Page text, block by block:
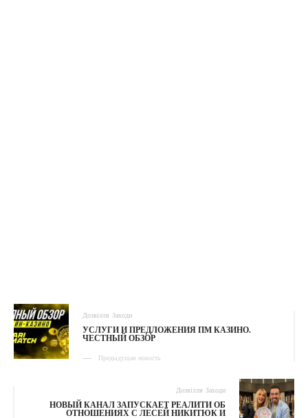
Дозвілля Заходи
УСЛУГИ И ПРЕДЛОЖЕНИЯ ПМ КАЗИНО.
ЧЕСТНЫЙ ОБЗОР
Предыдущая новость
Дозвілля Заходи
НОВЫЙ КАНАЛ ЗАПУСКАЕТ РЕАЛИТИ ОБ
ОТНОШЕНИЯХ С ЛЕСЕЙ НИКИТЮК И